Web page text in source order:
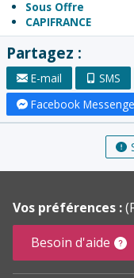
Sous Offre
CAPIFRANCE
Partagez :
E-mail SMS
Facebook
Vos préférences :
Besoin d'aide